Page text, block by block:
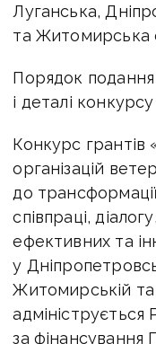
Луганська,
та Житомирська
Порядок
і деталі
Конкурс грантів
організацій
до
співпраці,
ефективних та
у
Житомирській та
за